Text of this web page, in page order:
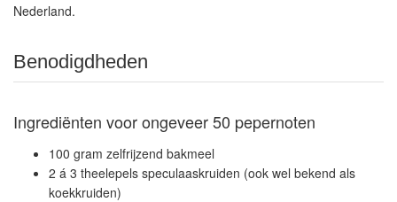
Nederland.
Benodigdheden
Ingrediënten voor ongeveer 50 pepernoten
100 gram zelfrijzend bakmeel
2 á 3 theelepels speculaaskruiden (ook wel bekend als
koekkruiden)